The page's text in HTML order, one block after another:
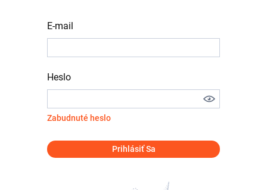
E-mail
Heslo
Zabudnuté heslo
Prihlásiť Sa